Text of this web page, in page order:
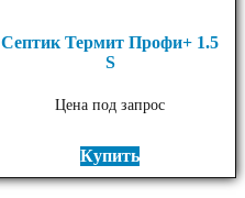
Септик Термит Профи+ 1.5
S
Цена под запрос
Купить